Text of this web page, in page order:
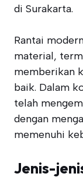
di Surakarta.
Rantai
material,
memberikan
baik. Dalam
telah
dengan
memenuhi
Jenis-